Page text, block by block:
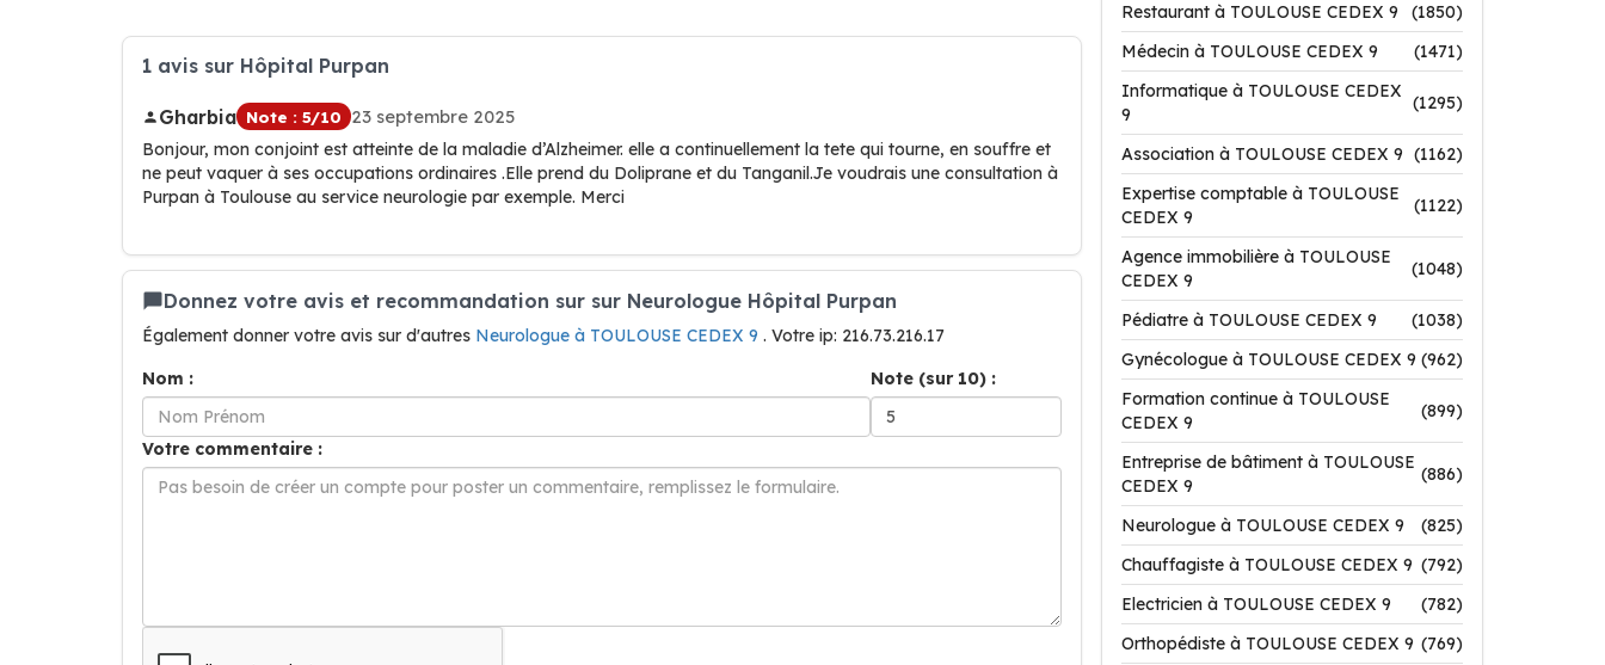
1 avis sur Hôpital Purpan
Gharbia Note : 5/10 23 septembre 2025
Bonjour, mon conjoint est atteinte de la maladie d’Alzheimer. elle a continuellement la tete qui tourne, en souffre et
ne peut vaquer à ses occupations ordinaires .Elle prend du Doliprane et du Tanganil.Je voudrais une consultation à
Purpan à Toulouse au service neurologie par exemple. Merci
Donnez votre avis et recommandation sur sur Neurologue Hôpital Purpan
Également donner votre avis sur d'autres Neurologue à TOULOUSE CEDEX 9 . Votre ip: 216.73.216.17
Nom :
Note (sur 10) :
Votre commentaire :
Restaurant à TOULOUSE CEDEX 9
(1850)
Médecin à TOULOUSE CEDEX 9
(1471)
Informatique à TOULOUSE CEDEX
9
(1295)
Association à TOULOUSE CEDEX 9 (1162)
Expertise comptable à TOULOUSE
CEDEX 9
(1122)
Agence immobilière à TOULOUSE
CEDEX 9
(1048)
Pédiatre à TOULOUSE CEDEX 9
(1038)
Gynécologue à TOULOUSE CEDEX 9 (962)
Formation continue à TOULOUSE
CEDEX 9
(899)
Entreprise de bâtiment à TOULOUSE
CEDEX 9
(886)
Neurologue à TOULOUSE CEDEX 9
(825)
Chauffagiste à TOULOUSE CEDEX 9 (792)
Electricien à TOULOUSE CEDEX 9
(782)
Orthopédiste à TOULOUSE CEDEX 9 (769)